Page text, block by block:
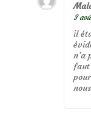
3
il
n’a
faut